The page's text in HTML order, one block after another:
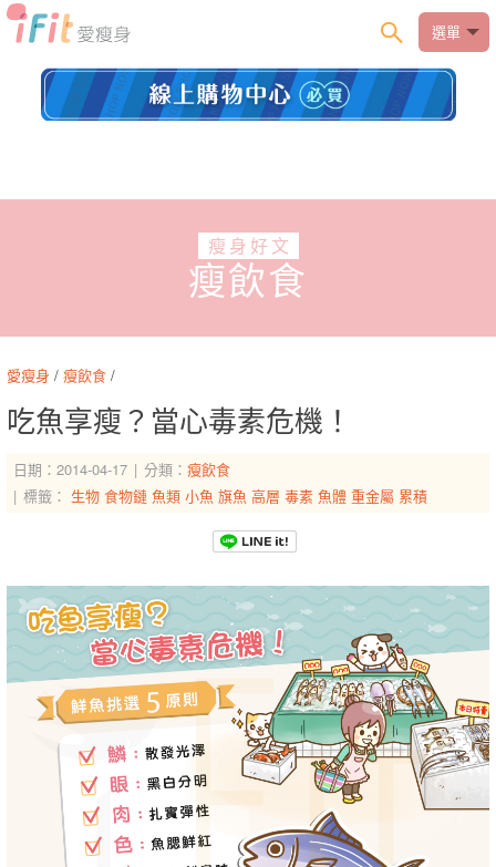
選單
瘦身好文
瘦飲食
愛瘦身 / 瘦飲食 /
吃魚享瘦？當心毒素危機！
日期：2014-04-17 分類： 瘦飲食
標籤： 生物 食物鏈 魚類 小魚 旗魚 高層 毒素 魚體 重金屬 累積